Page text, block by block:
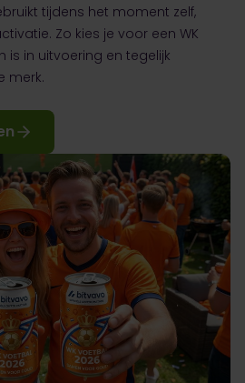
tijdens het moment zelf,
Zo kies je voor een WK
is in uitvoering en tegelijk
merk.